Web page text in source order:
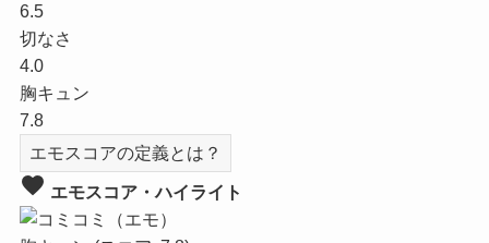
6.5
切なさ
4.0
胸キュン
7.8
エモスコアの定義とは？
favorite エモスコア・ハイライト